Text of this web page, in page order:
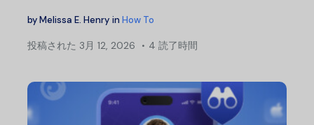
byMelissa E. Henry in How To
投稿された 3月 12, 2026 4 読了時間